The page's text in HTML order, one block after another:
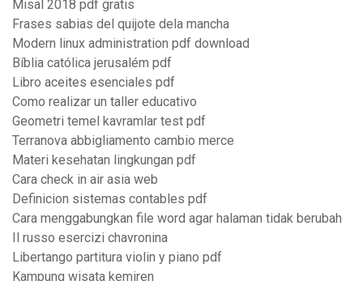
Misal 2018 pdf gratis
Frases sabias del quijote dela mancha
Modern linux administration pdf download
Bíblia católica jerusalém pdf
Libro aceites esenciales pdf
Como realizar un taller educativo
Geometri temel kavramlar test pdf
Terranova abbigliamento cambio merce
Materi kesehatan lingkungan pdf
Cara check in air asia web
Definicion sistemas contables pdf
Cara menggabungkan file word agar halaman tidak berubah
Il russo esercizi chavronina
Libertango partitura violin y piano pdf
Kampung wisata kemiren